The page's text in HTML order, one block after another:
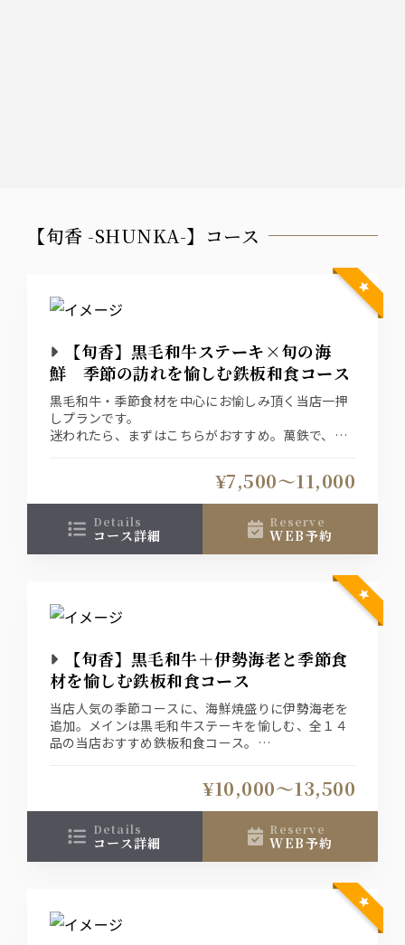
【旬香 -SHUNKA-】コース
【旬香】黒毛和牛ステーキ×旬の海
鮮 季節の訪れを愉しむ鉄板和食コース
黒毛和牛・季節食材を中心にお愉しみ頂く当店一押
しプランです。
迷われたら、まずはこちらがおすすめ。萬鉄で、食
み放題＞ご用意しております。¥7,500〜11,000
details
コース詳細
reserve
WEB予約
【旬香】黒毛和牛＋伊勢海老と季節食
材を愉しむ鉄板和食コース
当店人気の季節コースに、海鮮焼盛りに伊勢海老を
追加。メインは黒毛和牛ステーキを愉しむ、全１４
品の当店おすすめ鉄板和食コース。
※詳しくはコース内容をご覧下さい¥10,000〜13,500
details
コース詳細
reserve
WEB予約